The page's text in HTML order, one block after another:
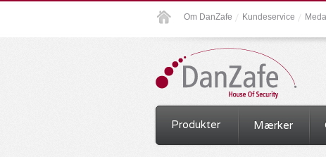
Om DanZafe Kundeservice
Produkter Mærker